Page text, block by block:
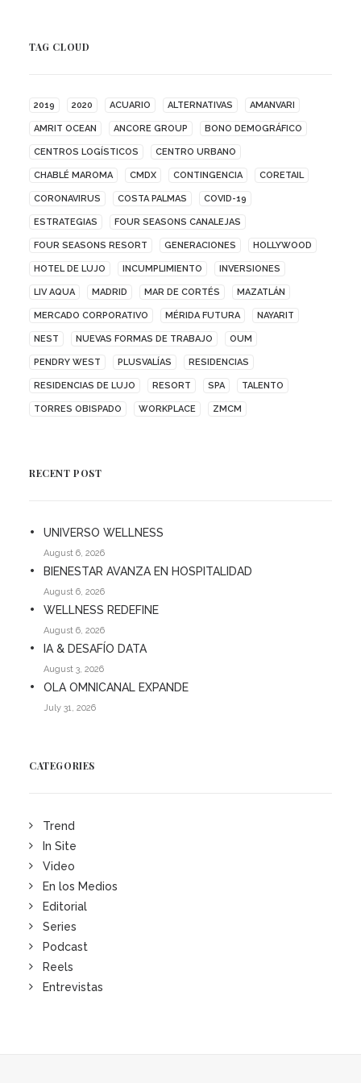
TAG CLOUD
2019 2020 ACUARIO ALTERNATIVAS AMANVARI
AMRIT OCEAN ANCORE GROUP BONO DEMOGRÁFICO
CENTROS LOGÍSTICOS CENTRO URBANO
CHABLÉ MAROMA CMDX CONTINGENCIA CORETAIL
CORONAVIRUS COSTA PALMAS COVID-19
ESTRATEGIAS FOUR SEASONS CANALEJAS
FOUR SEASONS RESORT GENERACIONES HOLLYWOOD
HOTEL DE LUJO INCUMPLIMIENTO INVERSIONES
LIV AQUA MADRID MAR DE CORTÉS MAZATLÁN
MERCADO CORPORATIVO MÉRIDA FUTURA NAYARIT
NEST NUEVAS FORMAS DE TRABAJO OUM
PENDRY WEST PLUSVALÍAS RESIDENCIAS
RESIDENCIAS DE LUJO RESORT SPA TALENTO
TORRES OBISPADO WORKPLACE ZMCM
RECENT POST
UNIVERSO WELLNESS
August 6, 2026
BIENESTAR AVANZA EN HOSPITALIDAD
August 6, 2026
WELLNESS REDEFINE
August 6, 2026
IA & DESAFÍO DATA
August 3, 2026
OLA OMNICANAL EXPANDE
July 31, 2026
CATEGORIES
Trend
In Site
Video
En los Medios
Editorial
Series
Podcast
Reels
Entrevistas